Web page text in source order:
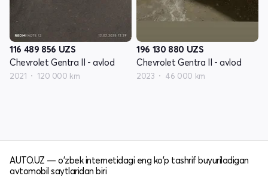
116 489 856 UZS
Chevrolet Gentra II - avlod
2021 120 000 km
196 130 880 UZS
Chevrolet Gentra II - avlod
2023 46 000 km
AUTO.UZ — o'zbek internetidagi eng ko'p tashrif buyuriladigan
avtomobil saytlaridan biri